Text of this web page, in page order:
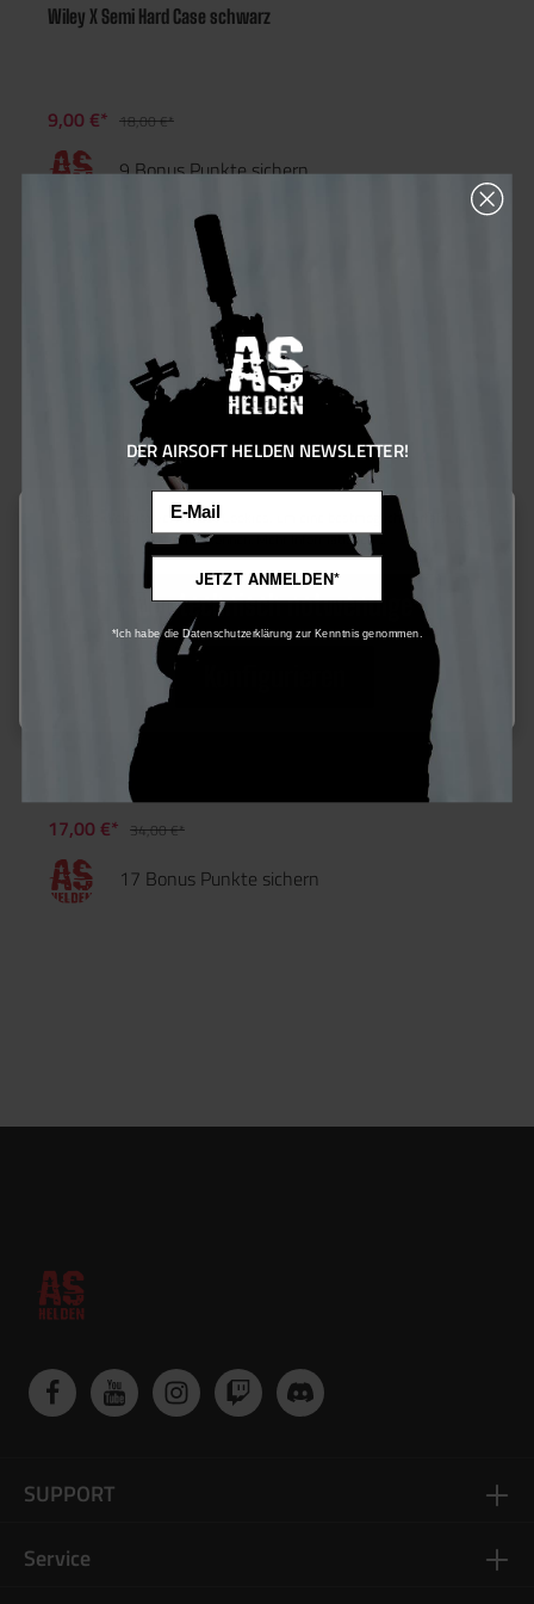
Wiley X Semi Hard Case schwarz
9,00 €* 18,00 €*
9 Bonus Punkte sichern
Wiley X Tactical Eyewear Pouch, Tan
17,00 €* 34,00 €*
17 Bonus Punkte sichern
SUPPORT
Service
Diese Website verwendet Cookies, um eine bestmögliche Erfahrung
bieten zu können.Mehr Informationen ...
Nur technisch notwendige
DER AIRSOFT HELDEN NEWSLETTER!
JETZT ANMELDEN*
*Ich habe die Datenschutzerklärung zur Kenntnis genommen.